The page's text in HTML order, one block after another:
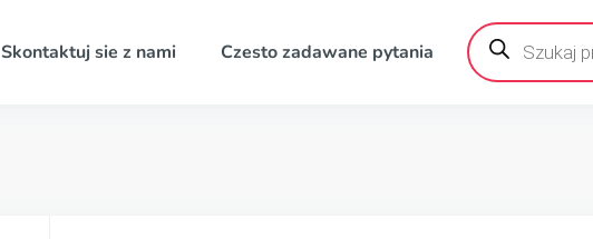
Skontaktuj sie z nami Czesto zadawane pytania
Wyszukiwarka
produktów